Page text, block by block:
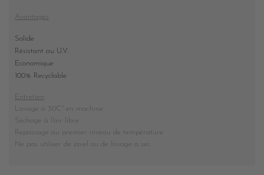
Avantages
Solide
Résistant au U.V.
Economique
100% Recyclable
Entretien
Lavage à 30C° en machine
Séchage à l'air libre
Repassage au premier niveau de température
Ne pas utiliser de javel ou de lavage a sec